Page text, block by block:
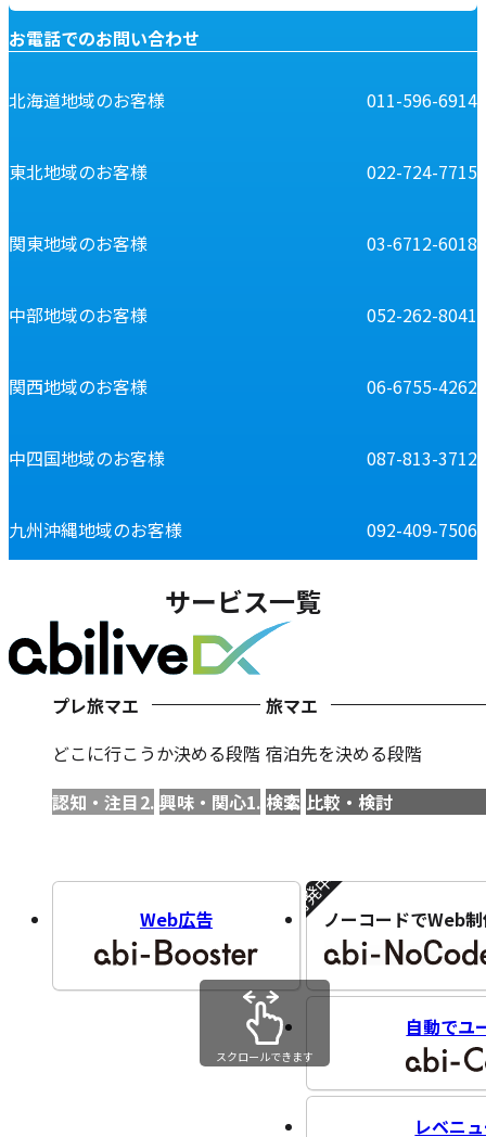
お電話でのお問い合わせ
北海道地域のお客様 011-596-6914
東北地域のお客様 022-724-7715
関東地域のお客様 03-6712-6018
中部地域のお客様 052-262-8041
関西地域のお客様 06-6755-4262
中四国地域のお客様 087-813-3712
九州沖縄地域のお客様 092-409-7506
サービス一覧
プレ旅マエ
どこに行こうか決める段階
認知・注目
興味・関心
旅マエ
宿泊先を決める段階
検索 比較・検討
Web広告 ノーコードでWeb
開発中!!
自動でユ
レベニ
スクロールできます